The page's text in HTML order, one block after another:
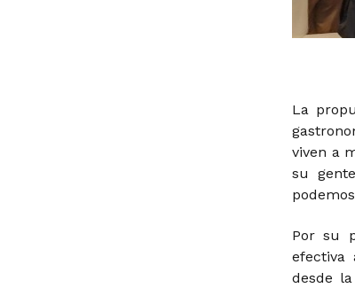
La
viven a
su
Por su
efectiva
desde